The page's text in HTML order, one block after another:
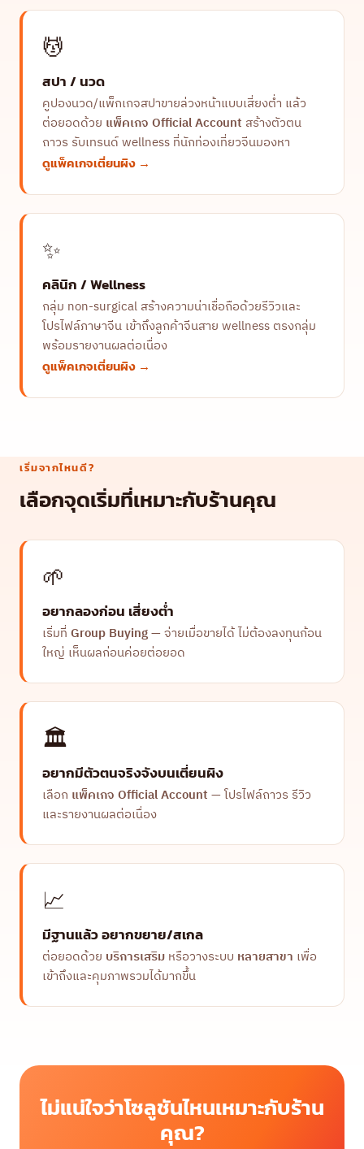
💆
สปา / นวด
คูปองนวด/แพ็กเกจสปาขายล่วงหน้าแบบเสี่ยงต่ำ แล้ว
ต่อยอดด้วย แพ็คเกจ Official Account สร้างตัวตน
ถาวร รับเทรนด์ wellness ที่นักท่องเที่ยวจีนมองหา
ดูแพ็คเกจเตี่ยนผิง →
✨
คลินิก / Wellness
กลุ่ม non-surgical สร้างความน่าเชื่อถือด้วยรีวิวและ
โปรไฟล์ภาษาจีน เข้าถึงลูกค้าจีนสาย wellness ตรงกลุ่ม
พร้อมรายงานผลต่อเนื่อง
ดูแพ็คเกจเตี่ยนผิง →
เริ่มจากไหนดี?
เลือกจุดเริ่มที่เหมาะกับร้านคุณ
🌱
อยากลองก่อน เสี่ยงต่ำ
เริ่มที่ Group Buying— จ่ายเมื่อขายได้ ไม่ต้องลงทุนก้อน
ใหญ่ เห็นผลก่อนค่อยต่อยอด
🏛️
อยากมีตัวตนจริงจังบนเตี่ยนผิง
เลือก แพ็คเกจ Official Account — โปรไฟล์ถาวร รีวิว
และรายงานผลต่อเนื่อง
📈
มีฐานแล้ว อยากขยาย/สเกล
ต่อยอดด้วย บริการเสริม หรือวางระบบ หลายสาขา เพื่อ
เข้าถึงและคุมภาพรวมได้มากขึ้น
ไม่แน่ใจว่าโซลูชันไหนเหมาะกับร้าน
คุณ?